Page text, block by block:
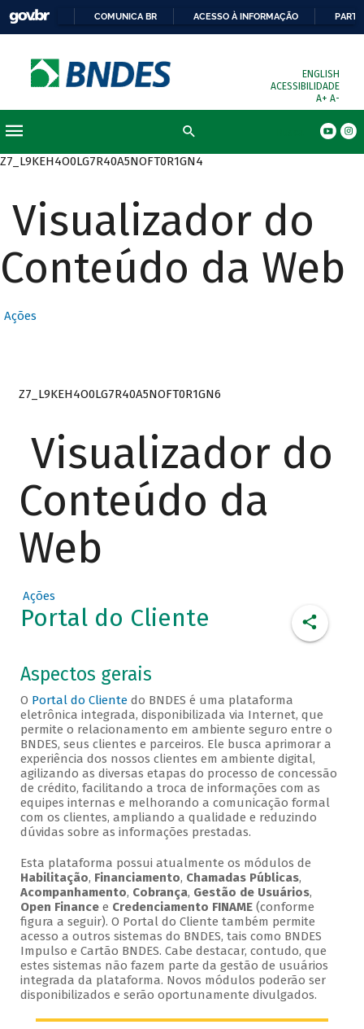
COMUNICA BR ACESSO À INFORMAÇÃO
ENGLISH
ACESSIBILIDADE
A+ A-
Z7_L9KEH4O0LG7R40A5NOFT0R1GN4
Visualizador do
Conteúdo da Web
Ações
Z7_L9KEH4O0LG7R40A5NOFT0R1GN6
Visualizador do
Conteúdo da
Web
Ações
Portal do Cliente
Aspectos gerais
O Portal do Clientedo BNDES é uma plataforma
eletrônica integrada, disponibilizada via Internet, que
permite o relacionamento em ambiente seguro entre o
BNDES, seus clientes e parceiros. Ele busca aprimorar a
experiência dos nossos clientes em ambiente digital,
agilizando as diversas etapas do processo de concessão
de crédito, facilitando a troca de informações com as
equipes internas e melhorando a comunicação formal
com os clientes, ampliando a qualidade e reduzindo
dúvidas sobre as informações prestadas.
Esta plataforma possui atualmente os módulos de
Habilitação, Financiamento, Chamadas Públicas,
Acompanhamento, Cobrança, Gestão de Usuários,
Open Financee Credenciamento FINAME(conforme
figura a seguir). O Portal do Cliente também permite
acesso a outros sistemas do BNDES, tais como BNDES
Impulso e Cartão BNDES. Cabe destacar, contudo, que
estes sistemas não fazem parte da gestão de usuários
integrada da plataforma. Novos módulos poderão ser
disponibilizados e serão oportunamente divulgados.